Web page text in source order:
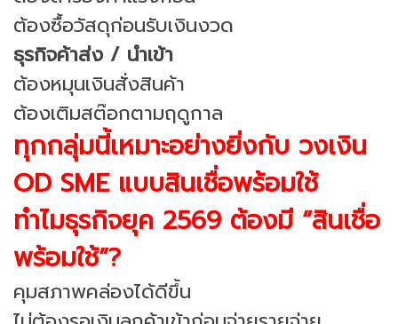
ต้องซื้อวัสดุก่อนรับเงินงวด
ธุรกิจค้าส่ง / นำเข้า
ต้องหมุนเงินสั่งสินค้า
ต้องเติมสต๊อกตามฤดูกาล
ทุกกลุ่มนี้เหมาะอย่างยิ่งกับ วงเงิน
OD SME แบบสินเชื่อพร้อมใช้
ทำไมธุรกิจยุค 2569 ต้องมี “สินเชื่อ
พร้อมใช้”?
คุมสภาพคล่องได้ดีขึ้น